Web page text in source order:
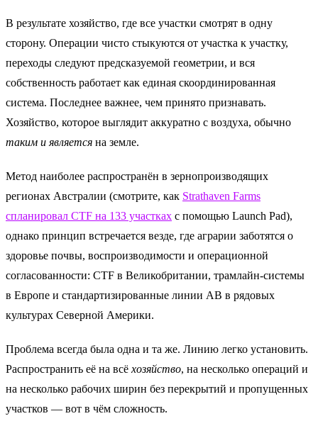
В результате хозяйство, где все участки смотрят в одну
сторону. Операции чисто стыкуются от участка к участку,
переходы следуют предсказуемой геометрии, и вся
собственность работает как единая скоординированная
система. Последнее важнее, чем принято признавать.
Хозяйство, которое выглядит аккуратно с воздуха, обычно
таким и является на земле.
Метод наиболее распространён в зернопроизводящих
регионах Австралии (смотрите, как Strathaven Farms
спланировал CTF на 133 участках с помощью Launch Pad),
однако принцип встречается везде, где аграрии заботятся о
здоровье почвы, воспроизводимости и операционной
согласованности: CTF в Великобритании, трамлайн-системы
в Европе и стандартизированные линии AB в рядовых
культурах Северной Америки.
Проблема всегда была одна и та же. Линию легко установить.
Распространить её на всёхозяйство, на несколько операций и
на несколько рабочих ширин без перекрытий и пропущенных
участков — вот в чём сложность.